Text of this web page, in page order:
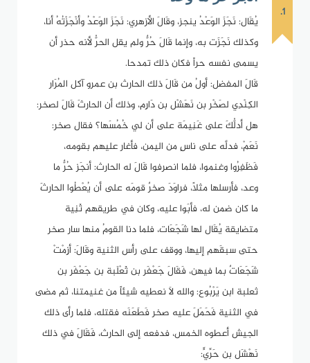
1.
يُقَال: نَجَزَ الوَعْدُ ينجز، وقَالَ الأزهري: نَجَزَ الوَعْدُ وأنْجَزْتُهُ أنا،
وكذلك نَجَزَت به، وإنما قَالَ حُرٌّ ولم يقل الحرُّ لأنه حذر أن
يسمى نفسه حراً فكان ذلك تمدحا.
قَالَ المفضل: أولُ من قَالَ ذلك الحارث بن عمرو آكل المُرَار
الكِنْدِي لصَخْر بن نَهَشْل بن دَارِم، وذلك أن الحارثَ قَالَ لصخر:
هل أدلُّكَ على غَنِيمَة على أن لي خُمُسَها؟ فقال صخر:
نَعَمْ، فدلَّه على ناسٍ من اليمن، فأغار عليهم بقومه،
فَظَفِرُوا وغنموا، فلما انصرفوا قَالَ له الحارث: أنجَز حُرٌّ ما
وعد، فأرسلها مثلاً، فراوَدَ صخرٌ قومَه على أن يُعْطُوا الحارثَ
ما كان ضمن له، فأبَوا عليه، وكان في طريقهم ثَنِية
متضايقة يُقَال لها شَجَعَات، فلما دنا القومُ منها سار صخر
حتى سبقَهم إليها، ووقف على رأس الثنية وقَالَ: أزِمْتْ
شَجَعَاتٌ بما فيهن، فَقَالَ جَعْفَر بن ثَعْلَبة بن جَعْفَر بن
ثعلبة ابن يَرْبُوع: والله لاَ نعطيه شيئاً من غنيمتنا، ثم مضى
في الثنية فَحَمَلَ عليه صخر فَطَعَنَه فقتله، فلما رأى ذلك
الجيش أعطوه الخمس، فدفعه إلى الحارث، فَقَالَ في ذلك
نَهْشَل بن حَرِّيٍّ: